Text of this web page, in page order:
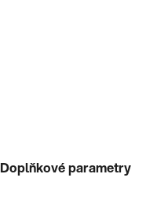
Doplňkové parametry